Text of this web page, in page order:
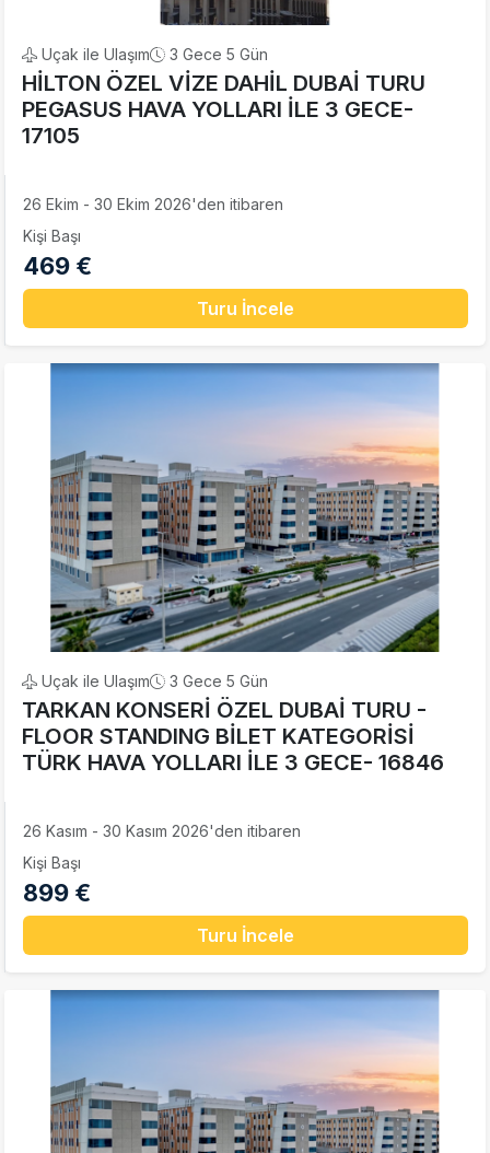
Uçak ile Ulaşım 3 Gece 5 Gün
HİLTON ÖZEL VİZE DAHİL DUBAİ TURU
PEGASUS HAVA YOLLARI İLE 3 GECE-
17105
26 Ekim - 30 Ekim 2026'den itibaren
Kişi Başı
469 €
Turu İncele
Uçak ile Ulaşım 3 Gece 5 Gün
TARKAN KONSERİ ÖZEL DUBAİ TURU -
FLOOR STANDING BİLET KATEGORİSİ
TÜRK HAVA YOLLARI İLE 3 GECE- 16846
26 Kasım - 30 Kasım 2026'den itibaren
Kişi Başı
899 €
Turu İncele